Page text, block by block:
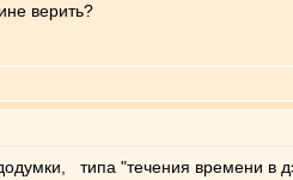
верить?
типа "течения времени в